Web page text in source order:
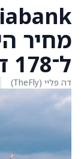
ל־178 דולר מ־149 דולר
דה פליי (TheFly)